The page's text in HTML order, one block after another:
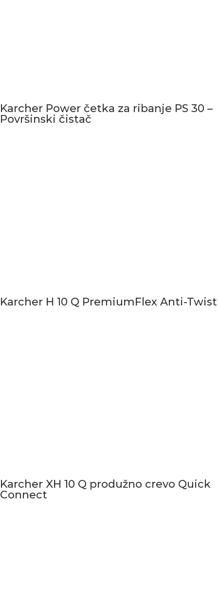
Karcher Power četka za ribanje PS 30 –
Površinski čistač
Karcher H 10 Q PremiumFlex Anti-Twist
Karcher XH 10 Q produžno crevo Quick
Connect